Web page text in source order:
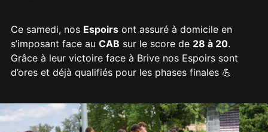
Ce samedi, nos Espoirsont assuré à domicile en
s’imposant face au CAB sur le score de 28 à 20.
Grâce à leur victoire face à Brive nos Espoirs sont
d’ores et déjà qualifiés pour les phases finales 💪